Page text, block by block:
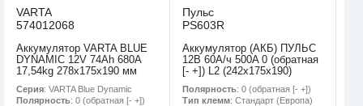
VARTA
574012068
Аккумулятор VARTA BLUE
DYNAMIC 12V 74Ah 680A
17,54kg 278x175x190 мм
Серия: VARTA Blue Dynamic
Полярность: 0 (обратная [- +])
Пульс
PS603R
Аккумулятор (АКБ) ПУЛЬС
12В 60А/ч 500A 0 (обратная
[- +]) L2 (242х175х190)
Полярность: 0 (обратная [- +])
Тип клемм: Стандарт (Европа)